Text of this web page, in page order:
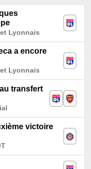
Lyonnais
a encore
Lyonnais
transfert
victoire